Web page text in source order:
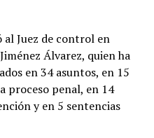
Juez de control en
Álvarez, quien ha
en 34 asuntos, en 15
proceso penal, en 14
y en 5 sentencias